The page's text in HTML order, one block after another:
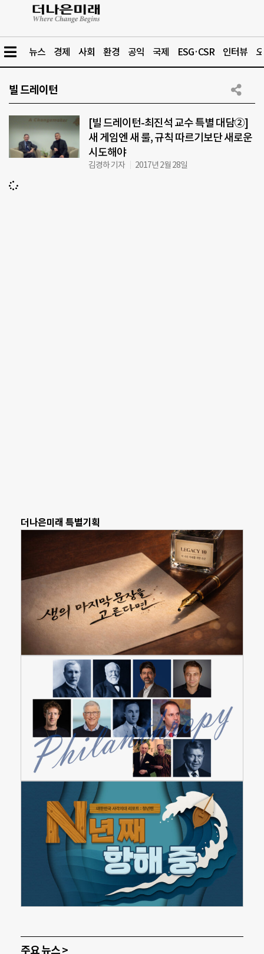
뉴스 경제 사회 환경 공익 국제 ESG·CSR 인터뷰
빌 드레이턴
[빌 드레이턴-최진석 교수 특별 대담②]
새 게임엔 새 룰, 규칙 따르기보단 새로운
시도해야
김경하 기자 2017년 2월 28일
더나은미래 특별기획
주요 뉴스 >